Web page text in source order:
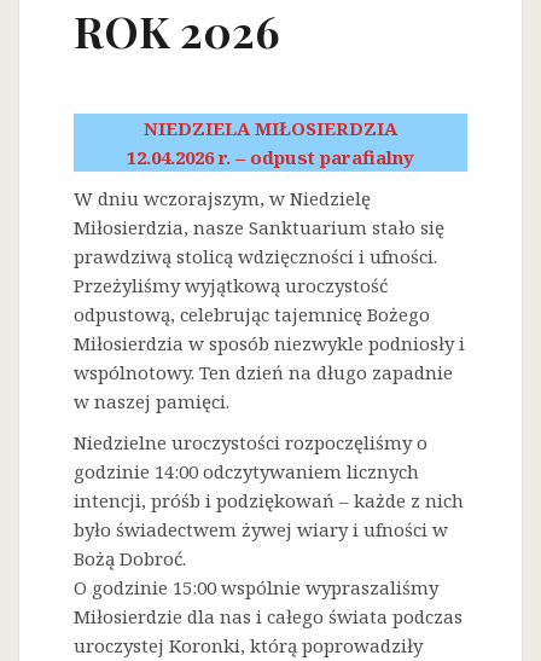
ROK 2026
NIEDZIELA MIŁOSIERDZIA
12.04.2026 r. – odpust parafialny
W dniu wczorajszym, w Niedzielę
Miłosierdzia, nasze Sanktuarium stało się
prawdziwą stolicą wdzięczności i ufności.
Przeżyliśmy wyjątkową uroczystość
odpustową, celebrując tajemnicę Bożego
Miłosierdzia w sposób niezwykle podniosły i
wspólnotowy. Ten dzień na długo zapadnie
w naszej pamięci.
Niedzielne uroczystości rozpoczęliśmy o
godzinie 14:00 odczytywaniem licznych
intencji, próśb i podziękowań – każde z nich
było świadectwem żywej wiary i ufności w
Bożą Dobroć.
O godzinie 15:00 wspólnie wypraszaliśmy
Miłosierdzie dla nas i całego świata podczas
uroczystej Koronki, którą poprowadziły